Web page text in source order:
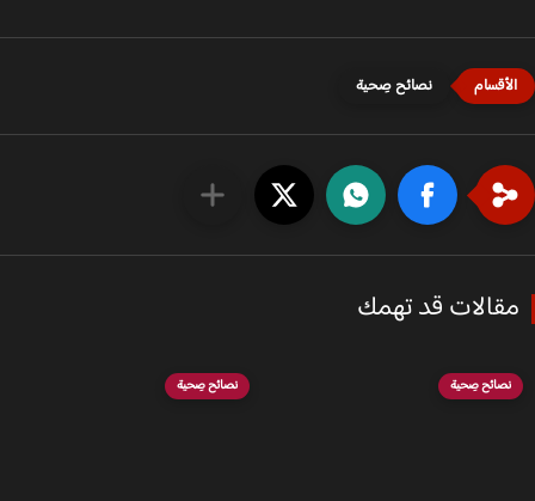
نصائح صِحية
قد تهمك
نصائح صِحية نصائح صِحية